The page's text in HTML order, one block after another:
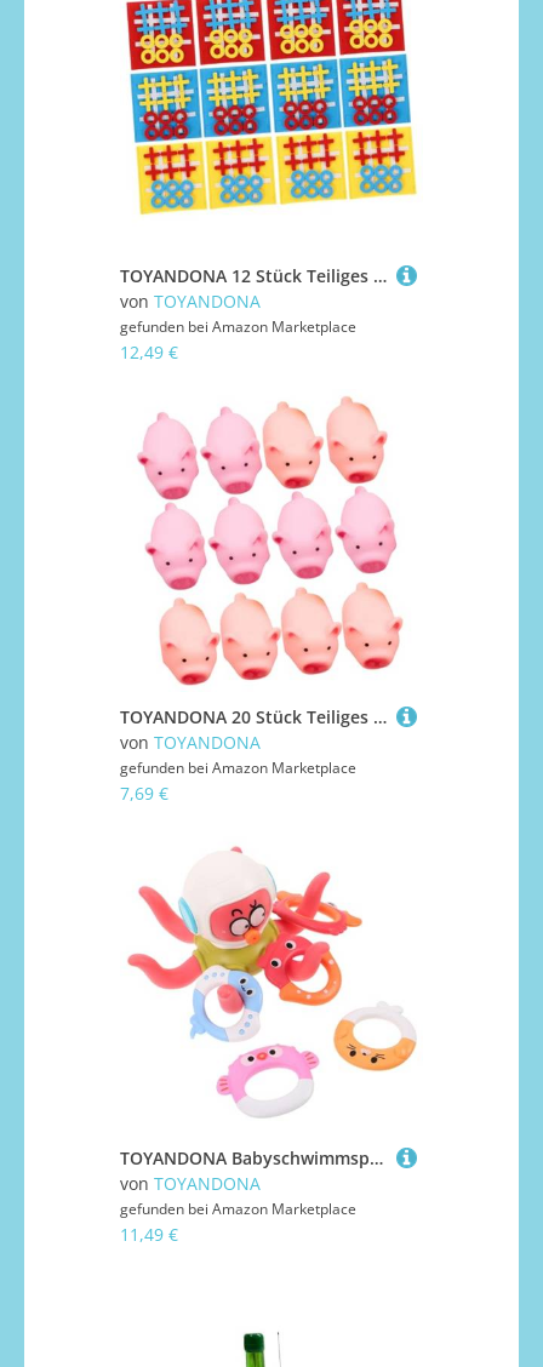
TOYANDONA 12 Stück Teiliges Mini Ticktacktoe Spielbrett aus Filz Buntes Pädagogisches Gesellschaftsspiel für Fördert Strategisches Denken und Problemlösung als Mitgebsel und Lernspielzeug
von TOYANDONA
gefunden bei Amazon Marketplace
12,49 €
TOYANDONA 20 Stück Teiliges Quietschspielzeug Kleine Schweine aus Weichem Material Niedliche Stressabbau spielzeuge für Kindergeburtstag Party mitgebsel und Klassenpreise Langlebig und
von TOYANDONA
gefunden bei Amazon Marketplace
7,69 €
TOYANDONA Babyschwimmspielzeug mit und Ringen Schwimmendes Wurfspiel für Badewanne Pool und Outdoor Leichtes Sicheres Lernspiel Motorik und Hand-Auge-koordination
von TOYANDONA
gefunden bei Amazon Marketplace
11,49 €